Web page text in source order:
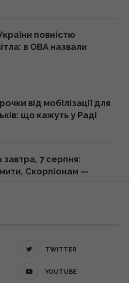
саме о 3-й
нові підходи до
кузовів
заміну своїм
вказав причину
AirPods із
смартфона
повністю
в ОВА назвали
від мобілізації для
що кажуть у Раді
7 серпня:
Скорпіонам —
TWITTER
YOUTUBE